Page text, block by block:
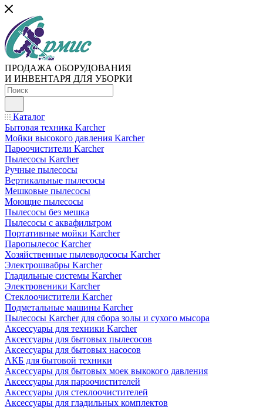
ПРОДАЖА ОБОРУДОВАНИЯ
И ИНВЕНТАРЯ ДЛЯ УБОРКИ
Каталог
Бытовая техника Karcher
Мойки высокого давления Karcher
Пароочистители Karcher
Пылесосы Karcher
Ручные пылесосы
Вертикальные пылесосы
Мешковые пылесосы
Моющие пылесосы
Пылесосы без мешка
Пылесосы с аквафильтром
Портативные мойки Karcher
Паропылесос Karcher
Хозяйственные пылеводососы Karcher
Электрошвабры Karcher
Гладильные системы Karcher
Электровеники Karcher
Стеклоочистители Karcher
Подметальные машины Karcher
Пылесосы Karcher для сбора золы и сухого мысора
Аксессуары для техники Karcher
Аксессуары для бытовых пылесосов
Аксессуары для бытовых насосов
АКБ для бытовой техники
Аксессуары для бытовых моек выкокого давления
Аксессуары для пароочистителей
Аксессуары для стеклоочистителей
Аксессуары для гладильных комплектов